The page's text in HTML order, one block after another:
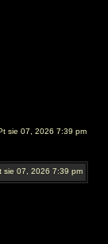
sie 07, 2026 7:39 pm
sie 07, 2026 7:39 pm